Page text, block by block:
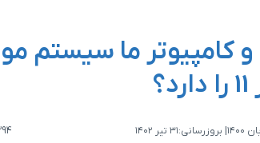
و کامپیوتر ما سیستم
| بروزرسانی:۳۱ تیر ۱۴۰۲